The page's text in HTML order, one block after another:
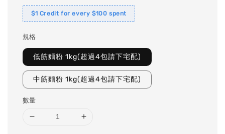
$1 Credit for every $100 spent
規格
低筋麵粉 1kg(超過4包請下宅配)
中筋麵粉 1kg(超過4包請下宅配)
數量